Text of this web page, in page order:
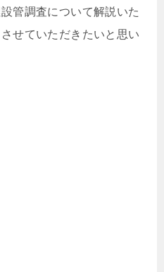
管調査について解説いた
せていただきたいと思い